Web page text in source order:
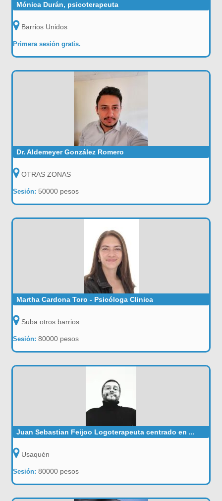
Mónica Durán, psicoterapeuta
Barrios Unidos
Primera sesión gratis.
Dr. Aldemeyer González Romero
OTRAS ZONAS
Sesión: 50000 pesos
Martha Cardona Toro - Psicóloga Clinica
Suba otros barrios
Sesión:80000 pesos
Juan Sebastian Feijoo Logoterapeuta centrado en ...
Usaquén
Sesión:80000 pesos